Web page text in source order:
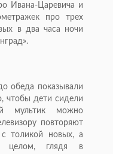
Ивана-Царевича и
про трех
в два часа ночи
обеда показывали
чтобы дети сидели
мультик можно
повторяют
толикой новых, а
глядя в